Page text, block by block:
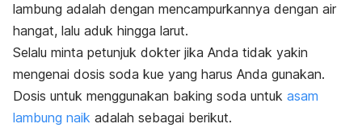
lambung adalah dengan mencampurkannya dengan air
hangat, lalu aduk hingga larut.
Selalu minta petunjuk dokter jika Anda tidak yakin
mengenai dosis soda kue yang harus Anda gunakan.
Dosis untuk menggunakan baking soda untuk asam
lambung naik adalah sebagai berikut.